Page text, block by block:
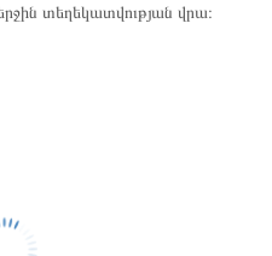
տեղեկատվության վրա։